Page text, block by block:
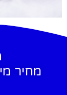
מחיר